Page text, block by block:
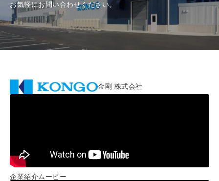
お気軽にお問い合わせください。
金剛 株式会社
企業紹介ムービー